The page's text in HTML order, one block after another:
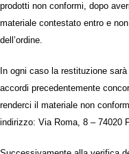
prodotti non conformi, dopo
materiale contestato entro e
dell’ordine.
In ogni caso la restituzione
accordi precedentemente
renderci il materiale non
indirizzo: Via Roma, 8 – 74020